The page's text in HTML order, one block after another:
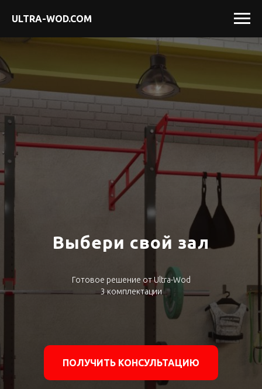
ULTRA-WOD.COM
Выбери свой зал
Готовое решение от Ultra-Wod
3 комплектации
ПОЛУЧИТЬ КОНСУЛЬТАЦИЮ